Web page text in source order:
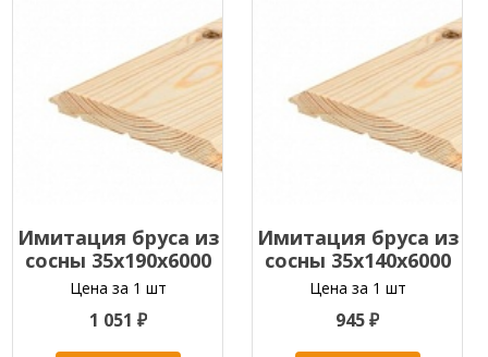
Имитация бруса из
сосны 35x190x6000
мм
Цена за 1 шт
1 051 ₽
Имитация бруса из
сосны 35x140x6000
мм
Цена за 1 шт
945 ₽